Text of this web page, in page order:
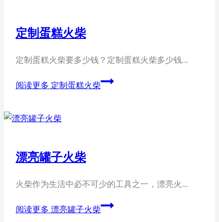
定制蛋糕火柴
定制蛋糕火柴要多少钱？定制蛋糕火柴多少钱…
阅读更多 定制蛋糕火柴
漂亮罐子火柴
火柴作为生活中必不可少的工具之一，漂亮火…
阅读更多 漂亮罐子火柴